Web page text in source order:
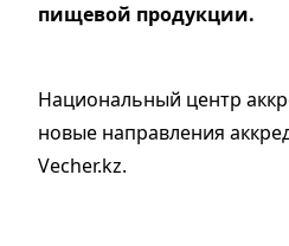
пищевой продукции.
Национальный центр
новые направления
Vecher.kz.